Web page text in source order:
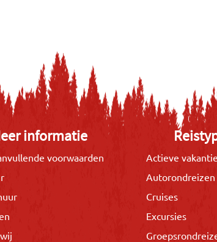
informatie
voorwaarden
Actieve
Autorondreizen
Cruises
Excursies